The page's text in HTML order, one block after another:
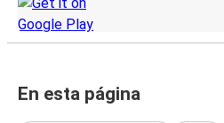
En esta página